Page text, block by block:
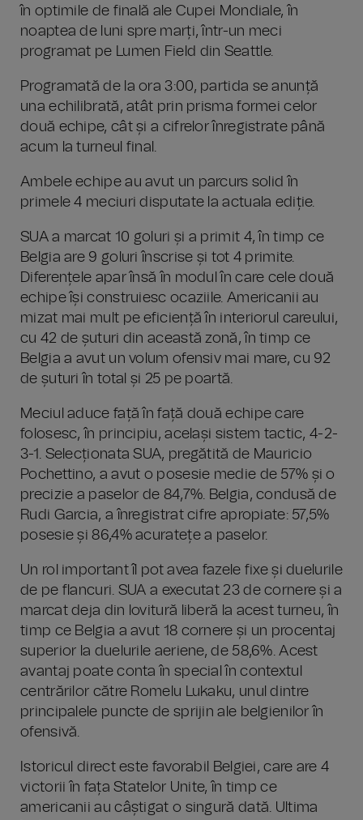
în optimile de finală ale Cupei Mondiale, în
noaptea de luni spre marți, într-un meci
programat pe Lumen Field din Seattle.
Programată de la ora 3:00, partida se anunță
una echilibrată, atât prin prisma formei celor
două echipe, cât și a cifrelor înregistrate până
acum la turneul final.
Ambele echipe au avut un parcurs solid în
primele 4 meciuri disputate la actuala ediție.
SUA a marcat 10 goluri și a primit 4, în timp ce
Belgia are 9 goluri înscrise și tot 4 primite.
Diferențele apar însă în modul în care cele două
echipe își construiesc ocaziile. Americanii au
mizat mai mult pe eficiență în interiorul careului,
cu 42 de șuturi din această zonă, în timp ce
Belgia a avut un volum ofensiv mai mare, cu 92
de șuturi în total și 25 pe poartă.
Meciul aduce față în față două echipe care
folosesc, în principiu, același sistem tactic, 4-2-
3-1. Selecționata SUA, pregătită de Mauricio
Pochettino, a avut o posesie medie de 57% și o
precizie a paselor de 84,7%. Belgia, condusă de
Rudi Garcia, a înregistrat cifre apropiate: 57,5%
posesie și 86,4% acuratețe a paselor.
Un rol important îl pot avea fazele fixe și duelurile
de pe flancuri. SUA a executat 23 de cornere și a
marcat deja din lovitură liberă la acest turneu, în
timp ce Belgia a avut 18 cornere și un procentaj
superior la duelurile aeriene, de 58,6%. Acest
avantaj poate conta în special în contextul
centrărilor către Romelu Lukaku, unul dintre
principalele puncte de sprijin ale belgienilor în
ofensivă.
Istoricul direct este favorabil Belgiei, care are 4
victorii în fața Statelor Unite, în timp ce
americanii au câștigat o singură dată. Ultima